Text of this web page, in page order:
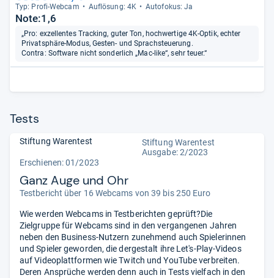
Typ: Profi-​Web­cam Auf­lö­sung: 4K Auto­fo­kus: Ja
Note:1,6
„Pro: exzellentes Tracking, guter Ton, hochwertige 4K-Optik, echter
Privatsphäre-Modus, Gesten- und Sprachsteuerung.
Contra: Software nicht sonderlich „Mac-like“, sehr teuer.“
Tests
Stiftung Warentest
Stiftung Warentest
Ausgabe: 2/2023
Erschienen: 01/2023
Ganz Auge und Ohr
Testbericht über 16 Webcams von 39 bis 250 Euro
Wie werden Webcams in Testberichten geprüft?Die
Zielgruppe für Webcams sind in den vergangenen Jahren
neben den Business-Nutzern zunehmend auch Spielerinnen
und Spieler geworden, die dergestalt ihre Let's-Play-Videos
auf Videoplattformen wie Twitch und YouTube verbreiten.
Deren Ansprüche werden denn auch in Tests vielfach in den